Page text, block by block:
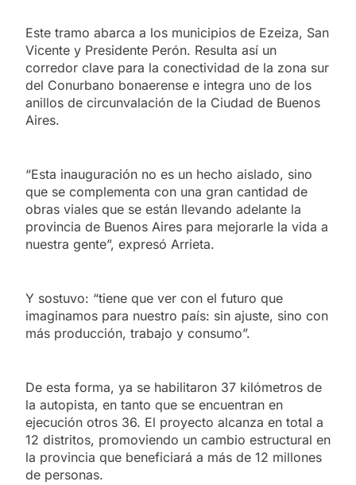
Este tramo abarca a los municipios de Ezeiza, San
Vicente y Presidente Perón. Resulta así un
corredor clave para la conectividad de la zona sur
del Conurbano bonaerense e integra uno de los
anillos de circunvalación de la Ciudad de Buenos
Aires.
“Esta inauguración no es un hecho aislado, sino
que se complementa con una gran cantidad de
obras viales que se están llevando adelante la
provincia de Buenos Aires para mejorarle la vida a
nuestra gente”, expresó Arrieta.
Y sostuvo: “tiene que ver con el futuro que
imaginamos para nuestro país: sin ajuste, sino con
más producción, trabajo y consumo”.
De esta forma, ya se habilitaron 37 kilómetros de
la autopista, en tanto que se encuentran en
ejecución otros 36. El proyecto alcanza en total a
12 distritos, promoviendo un cambio estructural en
la provincia que beneficiará a más de 12 millones
de personas.